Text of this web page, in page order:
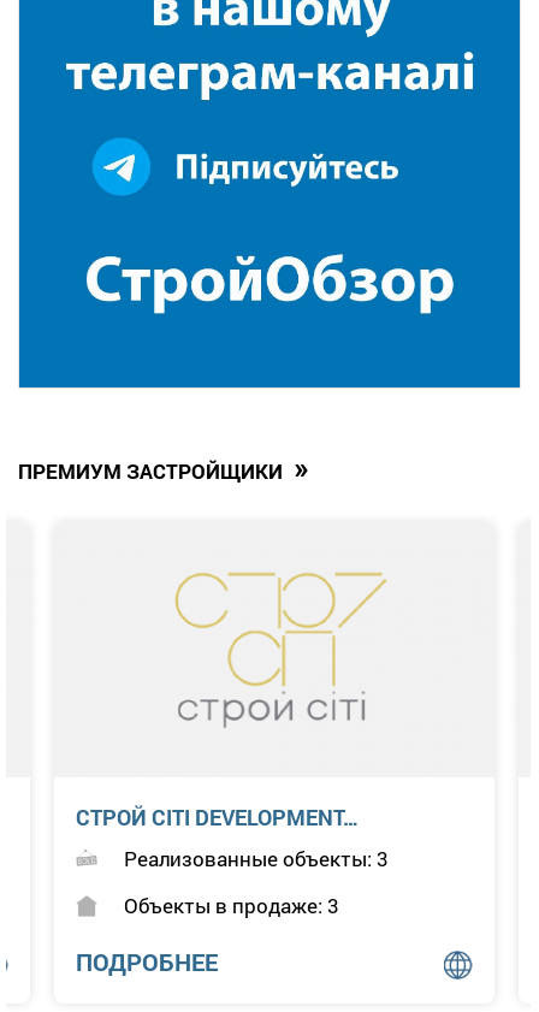
ПРЕМИУМ ЗАСТРОЙЩИКИ »
СТРОЙ СІТІ DEVELOPMENT…
Реализованные объекты: 3
Объекты в продаже: 3
ПОДРОБНЕЕ